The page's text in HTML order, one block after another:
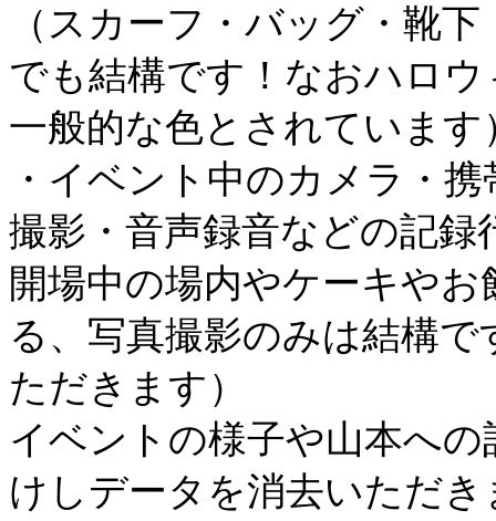
（スカーフ・バッグ・靴
でも結構です！なおハロ
一般的な色とされています
・イベント中のカメラ・
撮影・音声録音などの記
開場中の場内やケーキや
る、写真撮影のみは結構
ただきます）
イベントの様子や山本へ
けしデータを消去いただき